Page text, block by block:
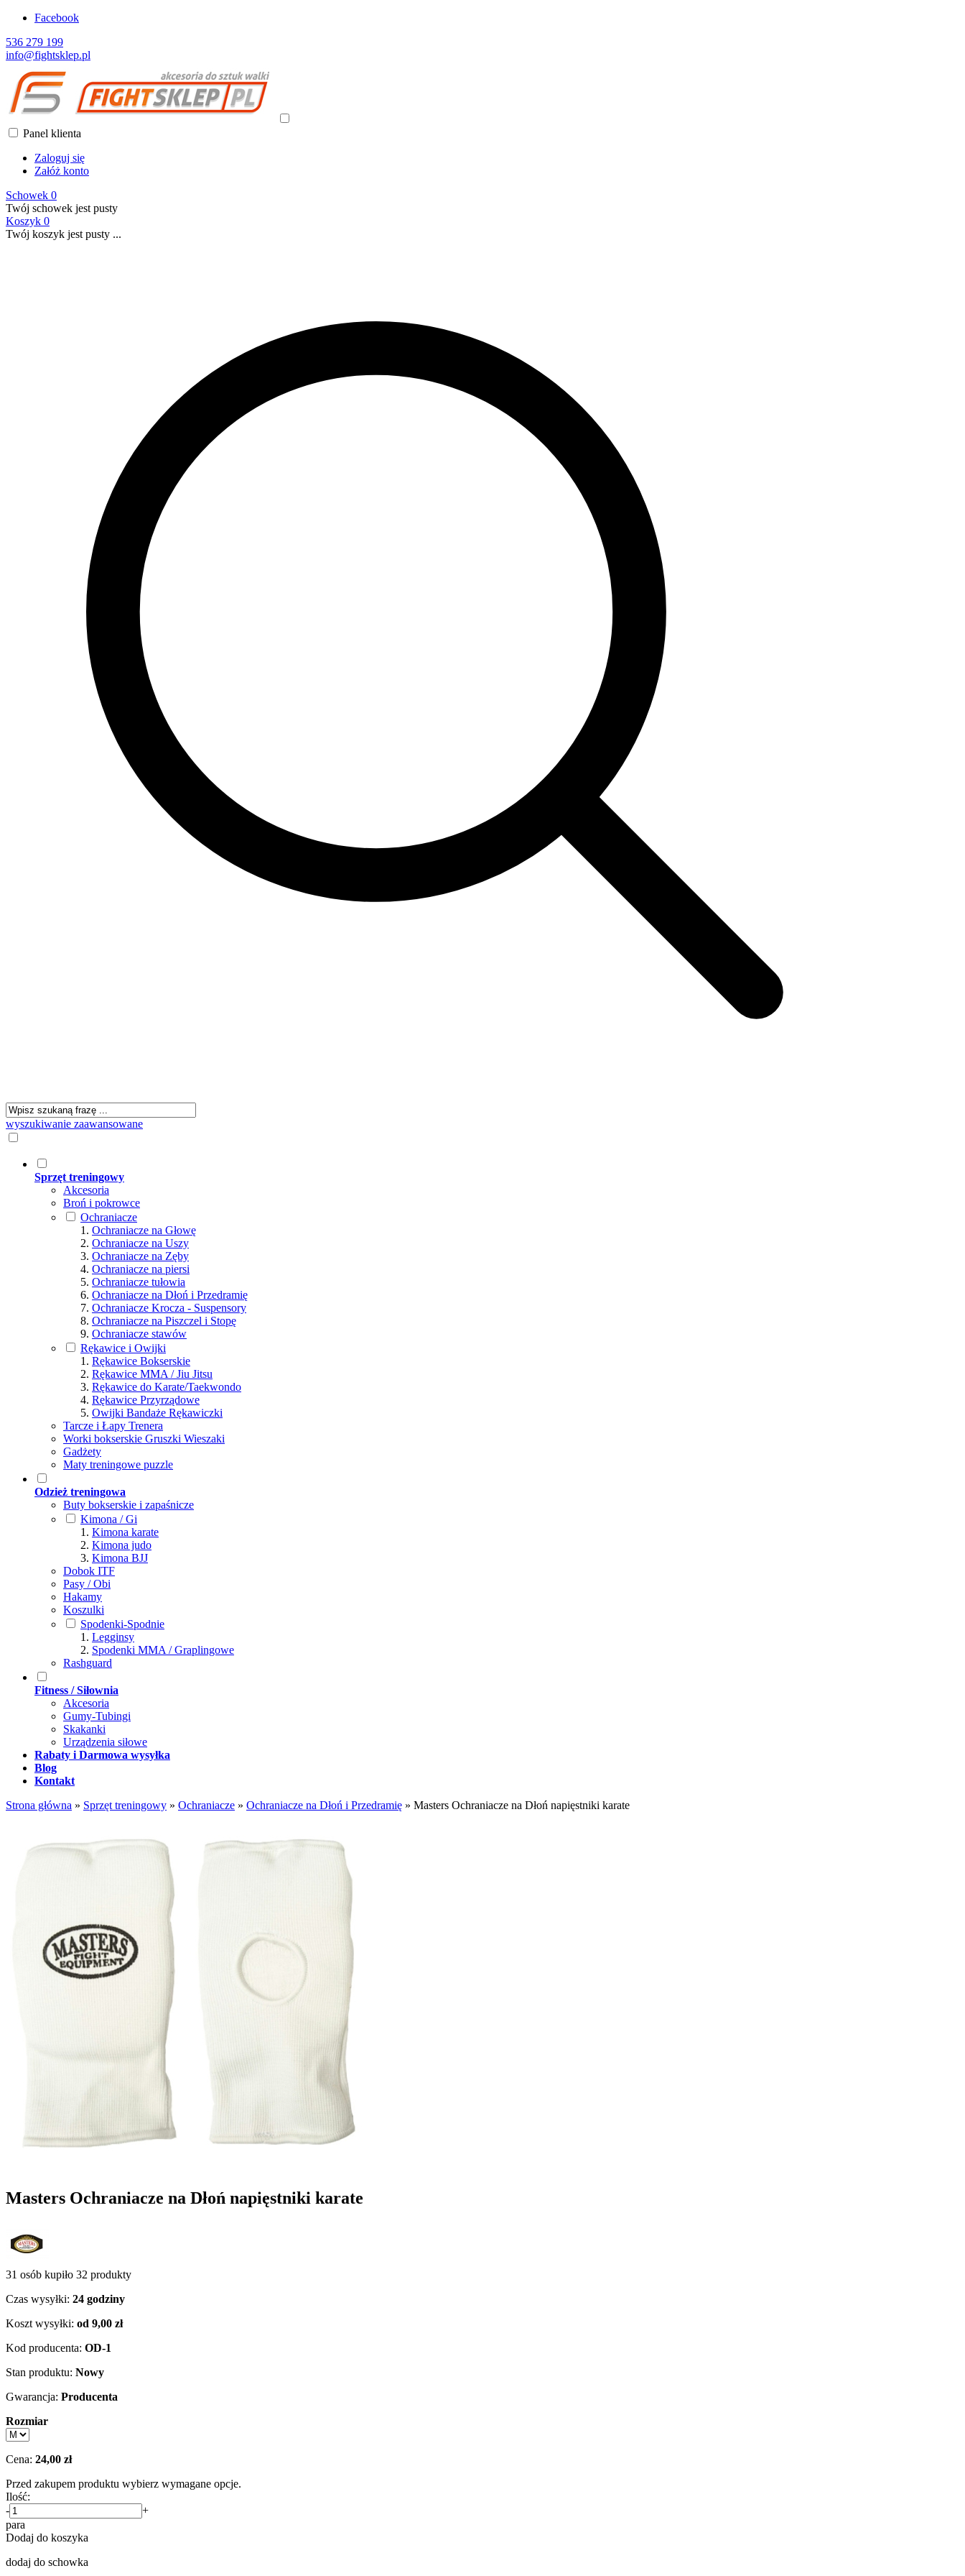
Facebook
536 279 199
info@fightsklep.pl
Panel klienta
Zaloguj się
Załóż konto
Schowek 0
Twój schowek jest pusty
Koszyk 0
Twój koszyk jest pusty ...
wyszukiwanie zaawansowane
Sprzęt treningowy
Akcesoria
Broń i pokrowce
Ochraniacze
Ochraniacze na Głowę
Ochraniacze na Uszy
Ochraniacze na Zęby
Ochraniacze na piersi
Ochraniacze tułowia
Ochraniacze na Dłoń i Przedramię
Ochraniacze Krocza - Suspensory
Ochraniacze na Piszczel i Stopę
Ochraniacze stawów
Rękawice i Owijki
Rękawice Bokserskie
Rękawice MMA / Jiu Jitsu
Rękawice do Karate/Taekwondo
Rękawice Przyrządowe
Owijki Bandaże Rękawiczki
Tarcze i Łapy Trenera
Worki bokserskie Gruszki Wieszaki
Gadżety
Maty treningowe puzzle
Odzież treningowa
Buty bokserskie i zapaśnicze
Kimona / Gi
Kimona karate
Kimona judo
Kimona BJJ
Dobok ITF
Pasy / Obi
Hakamy
Koszulki
Spodenki-Spodnie
Legginsy
Spodenki MMA / Graplingowe
Rashguard
Fitness / Siłownia
Akcesoria
Gumy-Tubingi
Skakanki
Urządzenia siłowe
Rabaty i Darmowa wysyłka
Blog
Kontakt
Strona główna » Sprzęt treningowy » Ochraniacze » Ochraniacze na Dłoń i Przedramię » Masters Ochraniacze na Dłoń napięstniki karate
Masters Ochraniacze na Dłoń napięstniki karate
31 osób kupiło 32 produkty
Czas wysyłki: 24 godziny
Koszt wysyłki: od 9,00 zł
Kod producenta: OD-1
Stan produktu: Nowy
Gwarancja: Producenta
Rozmiar
Cena: 24,00 zł
Przed zakupem produktu wybierz wymagane opcje.
Ilość:
-
+
para
Dodaj do koszyka
dodaj do schowka